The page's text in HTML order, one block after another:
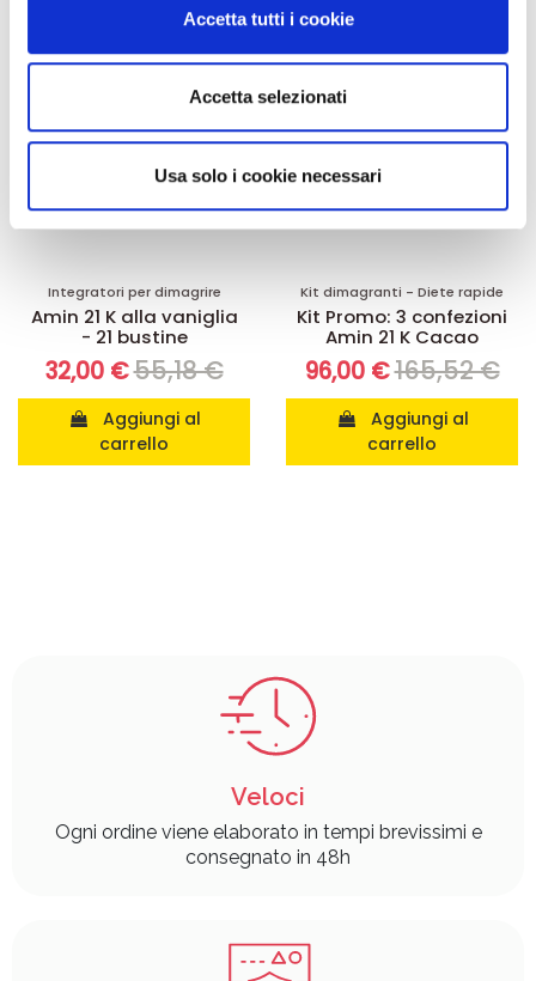
dalla Dichiarazione sui cookie.
Utilizziamo i cookie per personalizzare contenuti ed
analizzare il nostro traffico. Condividiamo inoltre
informazioni sul modo in cui utilizza il nostro sito con i
nostri partner che si occupano di analisi dei dati web,
pubblicità e social media, i quali potrebbero combinarle
raccolto dal suo utilizzo dei loro servizi.
Accetta tutti i cookie
Accetta selezionati
Usa solo i cookie necessari
Integratori per dimagrire
Amin 21 K alla vaniglia
- 21 bustine
32,00 €55,18 €
carrello
Kit dimagranti - Diete rapide
Kit Promo: 3 confezioni
Amin 21 K Cacao
96,00 €165,52 €
carrello
Veloci
Ogni ordine viene elaborato in tempi brevissimi e
consegnato in 48h